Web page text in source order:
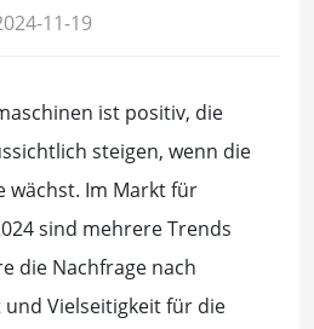
11-19
ist positiv, die
steigen, wenn die
wächst. Im Markt für
sind mehrere Trends
die Nachfrage nach
Vielseitigkeit für die